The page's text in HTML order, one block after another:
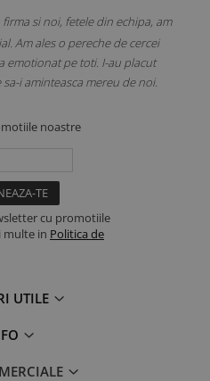
si noi, fetele din echipa, am
Am ales o pereche de cercei
emotionat pe toti. I-au placut
i aminteasca mereu de noi.
noastre
cu promotiile
multe in Politica de
UTILE